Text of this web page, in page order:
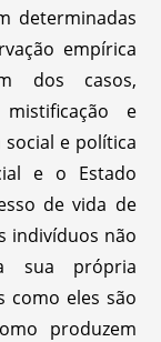
determinadas
empírica
dos casos,
e
e política
e o Estado
de vida de
indivíduos não
sua própria
como eles são
produzem